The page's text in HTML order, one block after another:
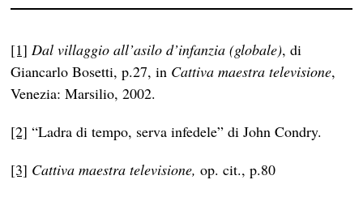
[1] Dal villaggio all’asilo d’infanzia (globale), di
Giancarlo Bosetti, p.27, in Cattiva maestra televisione,
Venezia: Marsilio, 2002.
[2] “Ladra di tempo, serva infedele” di John Condry.
[3] Cattiva maestra televisione,op. cit., p.80